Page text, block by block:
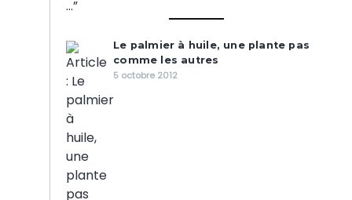
Le palmier à huile, une plante pas
comme les autres
5 octobre 2012